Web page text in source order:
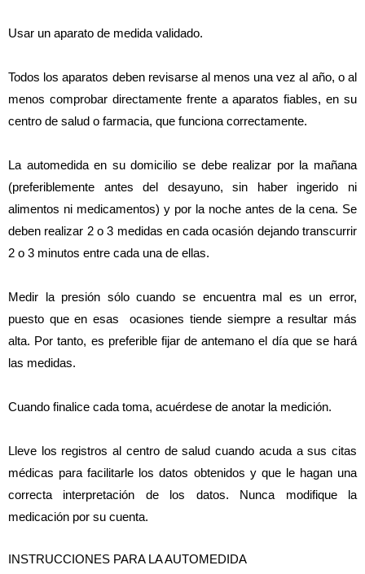
Usar un aparato de medida validado.
Todos los aparatos deben revisarse al menos una vez al año, o al
menos comprobar directamente frente a aparatos fiables, en su
centro de salud o farmacia, que funciona correctamente.
La automedida en su domicilio se debe realizar por la mañana
(preferiblemente antes del desayuno, sin haber ingerido ni
alimentos ni medicamentos) y por la noche antes de la cena. Se
deben realizar 2 o 3 medidas en cada ocasión dejando transcurrir
2 o 3 minutos entre cada una de ellas.
Medir la presión sólo cuando se encuentra mal es un error,
puesto que en esas  ocasiones tiende siempre a resultar más
alta. Por tanto, es preferible fijar de antemano el día que se hará
las medidas.
Cuando finalice cada toma, acuérdese de anotar la medición.
Lleve los registros al centro de salud cuando acuda a sus citas
médicas para facilitarle los datos obtenidos y que le hagan una
correcta interpretación de los datos. Nunca modifique la
medicación por su cuenta.
INSTRUCCIONES PARA LA AUTOMEDIDA